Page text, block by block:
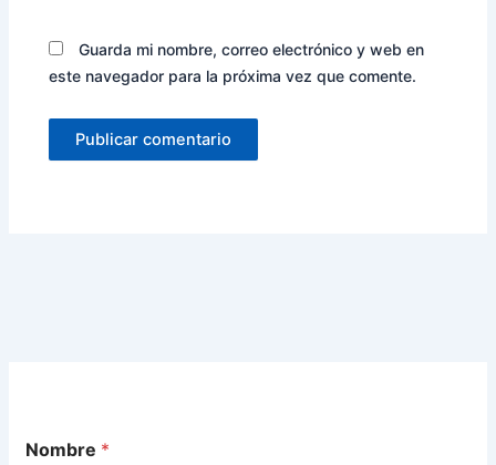
Guarda mi nombre, correo electrónico y web en
este navegador para la próxima vez que comente.
Nombre *